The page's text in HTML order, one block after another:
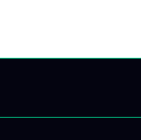
menawarkan
saham